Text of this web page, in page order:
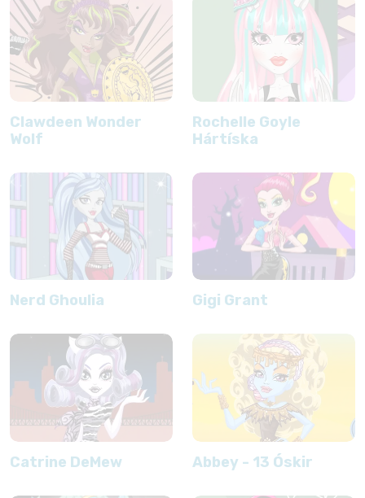
Clawdeen Wonder
Wolf
Rochelle Goyle
Hártíska
Nerd Ghoulia Gigi Grant
Catrine DeMew Abbey - 13 Óskir